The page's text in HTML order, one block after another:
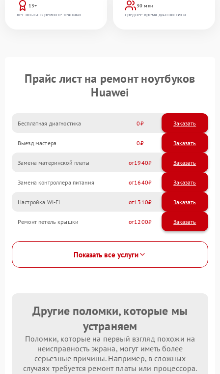
13+
лет опыта в ремонте техники
30 мин
среднее время диагностики
Прайс лист на ремонт ноутбуков
Huawei
Бесплатная диагностика 0 Заказать
Выезд мастера 0 Заказать
Замена материнской платы 1940
Замена контроллера питания 1640
Настройка Wi-Fi 1310
Ремонт петель крышки 1200
Показать все услуги
Другие поломки, которые мы
устраняем
Поломки, которые на первый взгляд похожи на
неисправность экрана, могут иметь более
серьезные причины. Например, в сложных
случаях требуется ремонт платы или процессора.